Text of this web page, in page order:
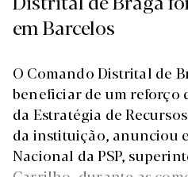
em Barcelos
O Comando Distrital de
beneficiar de um reforço
da Estratégia de
da instituição, anunciou
Nacional da PSP,